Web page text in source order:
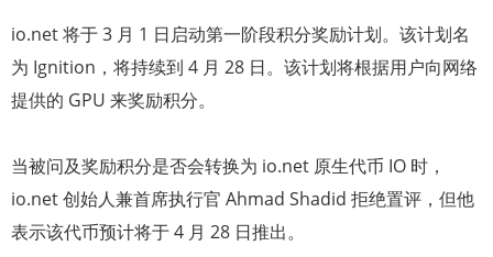
io.net 将于 3 月 1 日启动第一阶段积分奖励计划。该计划名
为 Ignition，将持续到 4 月 28 日。该计划将根据用户向网络
提供的 GPU 来奖励积分。
当被问及奖励积分是否会转换为 io.net 原生代币 IO 时，
io.net 创始人兼首席执行官 Ahmad Shadid 拒绝置评，但他
表示该代币预计将于 4 月 28 日推出。